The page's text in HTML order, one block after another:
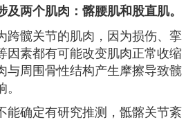
两个肌肉：髂腰肌和股直肌。
跨髋关节的肌肉，因为损伤、挛
因素都有可能改变肌肉正常收缩
与周围骨性结构产生摩擦导致髋
能确定有研究推测，骶髂关节紊